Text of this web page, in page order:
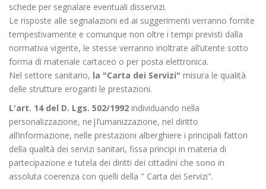
schede per segnalare eventuali disservizi.
Le risposte alle segnalazioni ed ai suggerimenti verranno fornite
tempestivamente e comunque non oltre i tempi previsti dalla
normativa vigente, le stesse verranno inoltrate all’utente sotto
forma di materiale cartaceo o per posta elettronica.
Nel settore sanitario, la "Carta dei Servizi" misura le qualità
delle strutture eroganti le prestazioni.
L'art. 14 del D. Lgs. 502/1992 individuando nella
personalizzazione, ne|l’umanizzazione, nel diritto
all’informazione, nelle prestazioni alberghiere i principali fattori
della qualità dei servizi sanitari, fissa principi in materia di
partecipazione e tutela dei diritti dei cittadini che sono in
assoluta coerenza con quelli della " Carta dei Servizi".